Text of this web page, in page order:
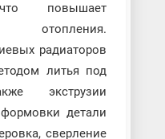
повышает
отопления.
радиаторов
литья под
экструзии
детали
сверление